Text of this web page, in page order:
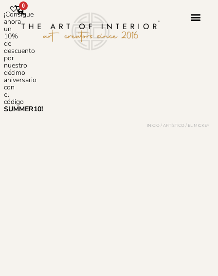
¡Consigue
ahora
un
10%
de
descuento
por
nuestro
décimo
aniversario
con
el
código
SUMMER10!
0
INICIO / ARTÍSTICO / EL MICKEY